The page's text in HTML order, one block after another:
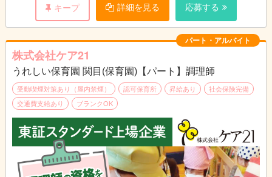
キープ 詳細を見る 応募する
パート・アルバイト
株式会社ケア21
うれしい保育園 関目(保育園)【パート】調理師
受動喫煙対策あり（屋内禁煙） 認可保育所 昇給あり
社会保険完備
交通費支給あり
ブランクOK